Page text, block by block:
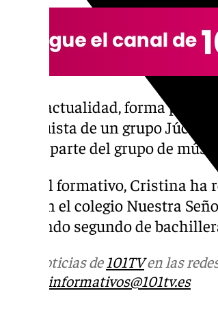
En la actualidad, forma parte
catequista de un grupo Júcar
forma parte del grupo de
A nivel formativo, Cristina ha
ESO en el colegio Nuestra
cursando segundo de
Más noticias de 101TVen las
informativos@101tv.es